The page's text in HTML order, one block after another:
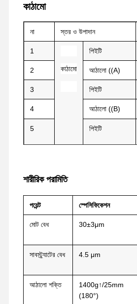
বাড়ি পণ্য VR
কাঠামো
না স্তর ও উপাদান
1
কাঠামো
পিইটি
2 আঠালো ((A)
3 পিইটি
4 আঠালো ((B)
5 পিইটি
শারীরিক পরামিতি
পয়েন্ট স্পেসিফিকেশন
মোট বেধ 30±3μm
সাবস্ট্র্যাটের বেধ 4.5 μm
আঠালো শক্তি
1400g↑/25mm
(180°)